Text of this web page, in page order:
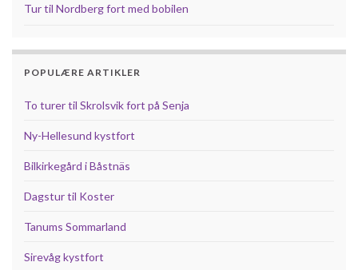
Tur til Nordberg fort med bobilen
POPULÆRE ARTIKLER
To turer til Skrolsvik fort på Senja
Ny-Hellesund kystfort
Bilkirkegård i Båstnäs
Dagstur til Koster
Tanums Sommarland
Sirevåg kystfort